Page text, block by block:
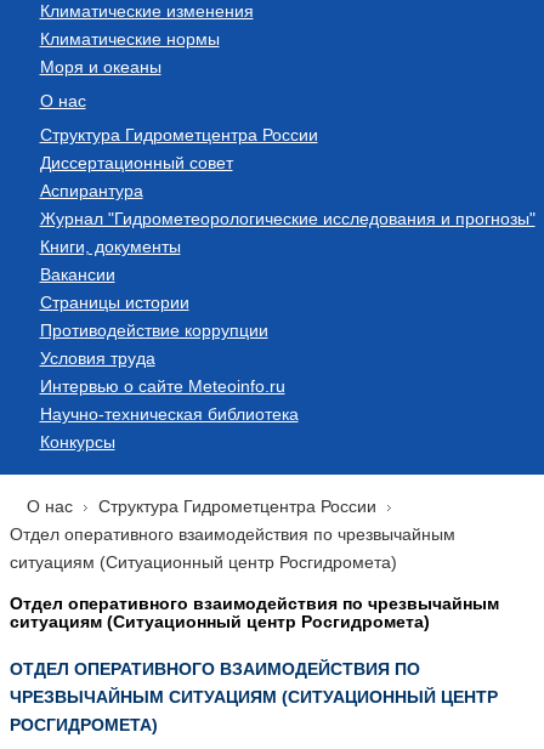
Климатические изменения
Климатические нормы
Моря и океаны
О нас
Структура Гидрометцентра России
Диссертационный совет
Аспирантура
Журнал "Гидрометеорологические исследования и прогнозы"
Книги, документы
Вакансии
Страницы истории
Противодействие коррупции
Условия труда
Интервью о сайте Meteoinfo.ru
Научно-техническая библиотека
Конкурсы
О нас
Структура Гидрометцентра России
Отдел оперативного взаимодействия по чрезвычайным
ситуациям (Ситуационный центр Росгидромета)
Отдел оперативного взаимодействия по чрезвычайным
ситуациям (Ситуационный центр Росгидромета)
ОТДЕЛ ОПЕРАТИВНОГО ВЗАИМОДЕЙСТВИЯ ПО
ЧРЕЗВЫЧАЙНЫМ СИТУАЦИЯМ (СИТУАЦИОННЫЙ ЦЕНТР
РОСГИДРОМЕТА)